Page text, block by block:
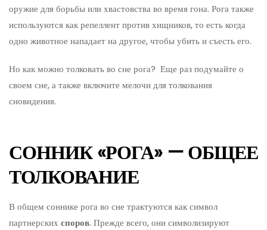
оружие для борьбы или хвастовства во время гона. Рога также
используются как репеллент против хищников, то есть когда
одно животное нападает на другое, чтобы убить и съесть его.
Но как можно толковать во сне рога? Еще раз подумайте о
своем сне, а также включите мелочи для толкования
сновидения.
СОННИК «РОГА» — ОБЩЕЕ
ТОЛКОВАНИЕ
В общем соннике рога во сне трактуются как символ
партнерских споров. Прежде всего, они символизируют